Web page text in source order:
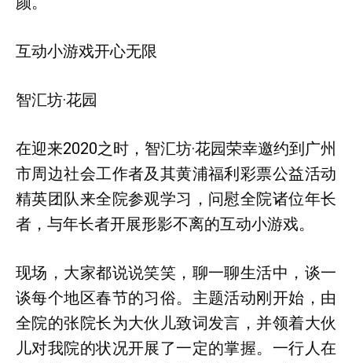
互动小游戏开心无限
智汇坊·花园
在迎来2020之时，智汇坊·花园荣幸邀约到广州
市周边社会工作者及其黄浦福利彩票公益活动
精英团队来全院参观学习，问慰全院诸位年长
者，与年长者开展形影不离的互动小游戏。
现场，大家都说说笑笑，聊一聊生活中，谈一
谈每个地区春节的习俗。主题活动刚开始，由
全院的张院长为大伙儿致词发言，并领着大伙
儿对我院的状况开展了一定的掌握。一行人在